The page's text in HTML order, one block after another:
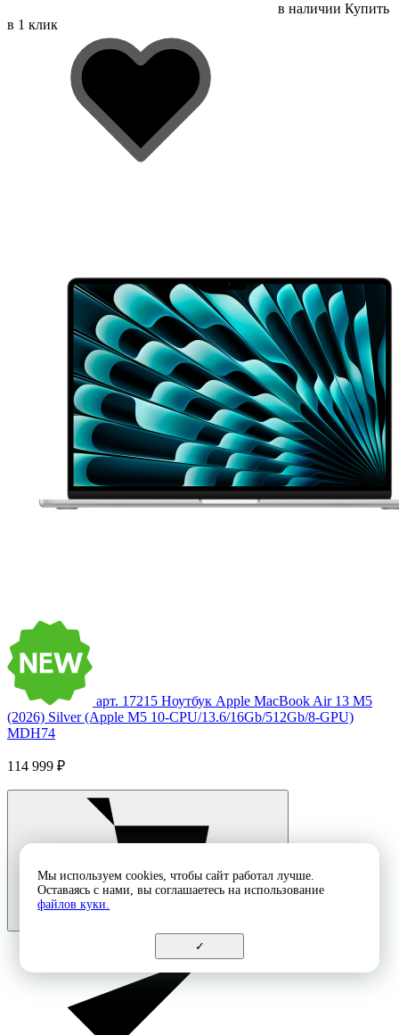
в наличии Купить
в 1 клик
арт. 17215 Ноутбук Apple MacBook Air 13 M5
(2026) Silver (Apple M5 10-CPU/13.6/16Gb/512Gb/8-GPU)
MDH74
114 999 ₽
Мы используем cookies, чтобы сайт работал лучше.
Оставаясь с нами, вы соглашаетесь на использование
файлов куки.
✓